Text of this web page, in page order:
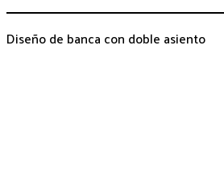
Diseño de banca con doble asiento